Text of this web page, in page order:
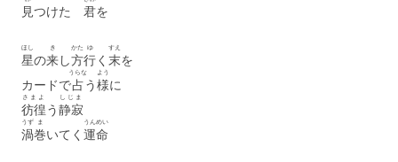
見つけた 君を
星
ほし
の来
き
し方
かた
行
ゆ
く 末
すえ
を
カードで占
うらな
う様
よう
に
彷徨
さまよ
う静寂
しじま
渦
うず
巻
ま
いてく 運命
うんめい